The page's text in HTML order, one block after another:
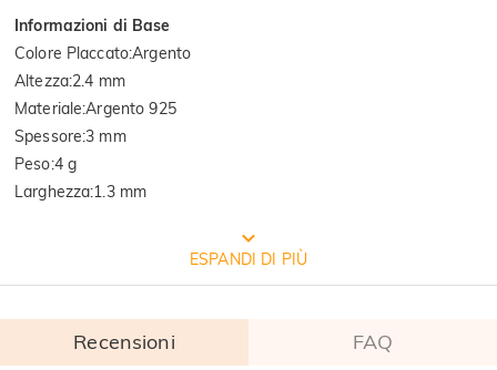
Informazioni di Base
Colore Placcato:Argento
Altezza:2.4 mm
Materiale:Argento 925
Spessore:3 mm
Peso:4 g
Larghezza:1.3 mm
CONFEZIONE GRATUITA JEULIA
ESPANDI DI PIÙ
Recensioni FAQ